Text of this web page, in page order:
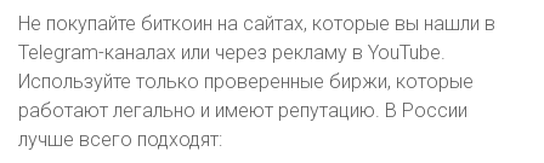
Не покупайте биткоин на сайтах, которые вы нашли в
Telegram-каналах или через рекламу в YouTube.
Используйте только проверенные биржи, которые
работают легально и имеют репутацию. В России
лучше всего подходят: